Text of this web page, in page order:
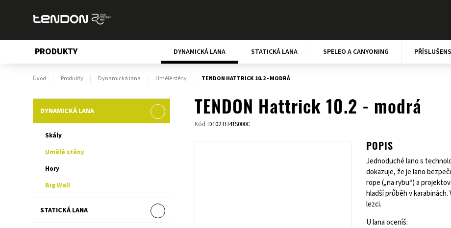
PRODUKTY DYNAMICKÁ LANA STATICKÁ LANA SPELEO A CANYONING
Úvod Produkty Dynamická lana Umělé stěny TENDON HATTRICK 10.2 - MODRÁ
DYNAMICKÁ LANA
Skály
Umělé stěny
Hory
Big Wall
STATICKÁ LANA
TENDON Hattrick 10.2 - modrá
Kód:D102TH41S000C
POPIS
Jednoduché lano s
dokazuje, že je lano
rope („na rybu“) a
hladší průběh v
lezci.
U lana oceníš: